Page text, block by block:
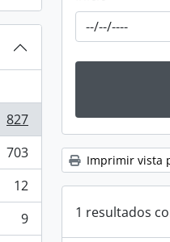
827
703
12
9
Imprimir vista
1 resultados